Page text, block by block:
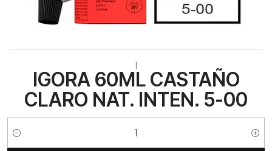
IGORA 60ML CASTAÑO
CLARO NAT. INTEN. 5-00
Cantidad